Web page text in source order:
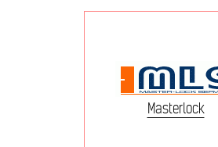
Masterlock